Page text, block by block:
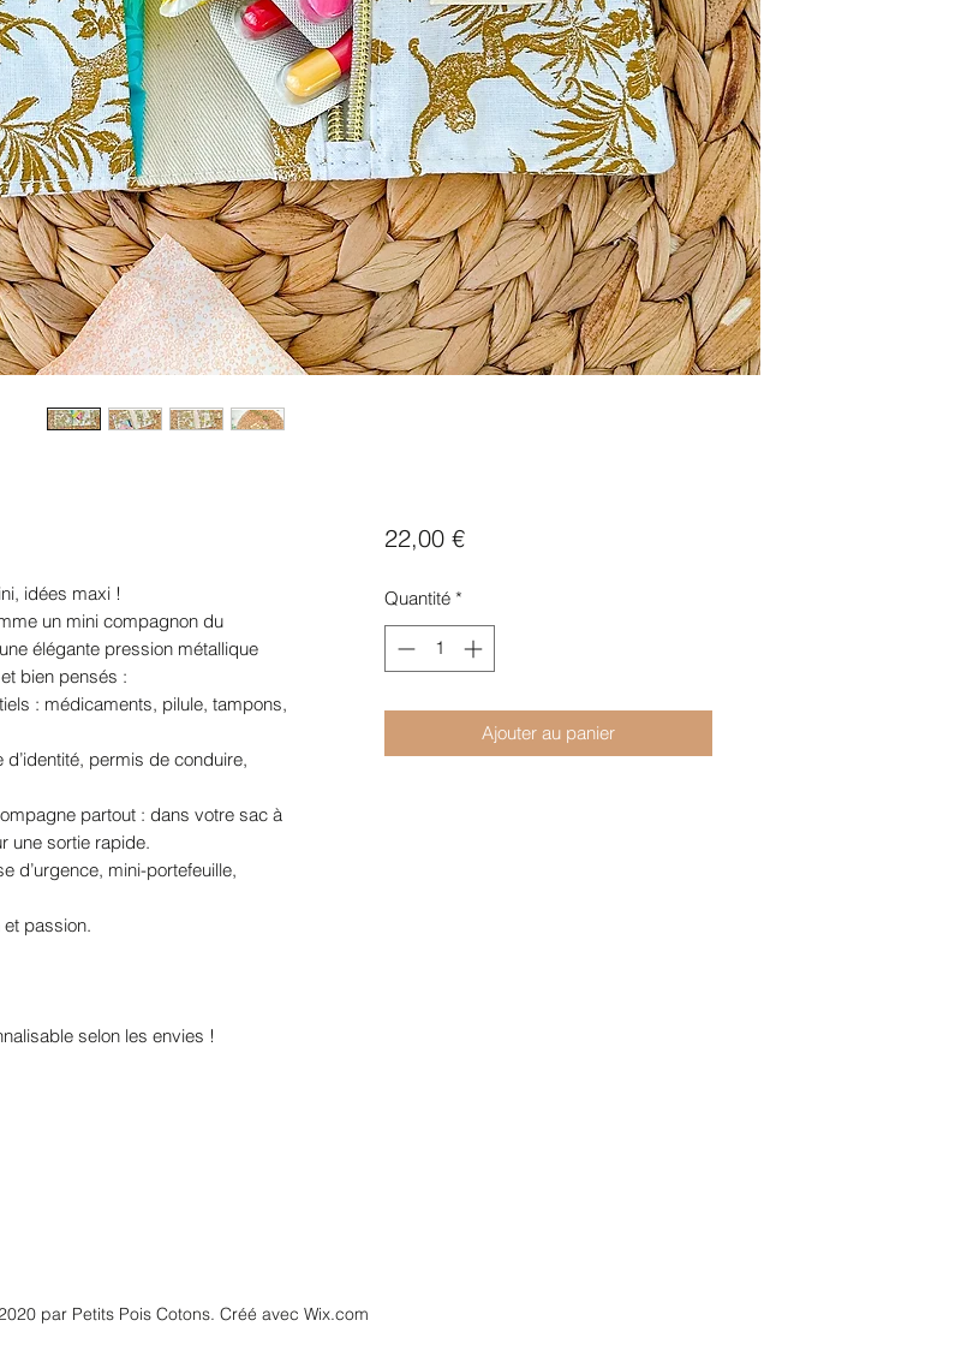
idées maxi !
un mini compagnon du
élégante pression métallique
bien pensés :
: médicaments, pilule, tampons,
permis de conduire,
partout : dans votre sac à
une sortie rapide.
d’urgence, mini-portefeuille,
passion.
selon les envies !
22,00 €Prix
Quantité *
Ajouter au panier
par Petits Pois Cotons. Créé avec Wix.com